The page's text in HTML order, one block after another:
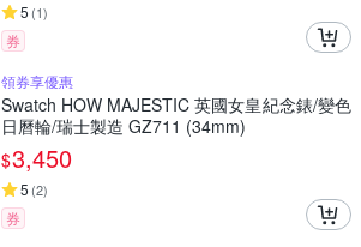
5 (1)
券
領券享優惠
Swatch HOW MAJESTIC 英國女皇紀念錶/變色
日曆輪/瑞士製造 GZ711 (34mm)
$3,450
5 (2)
券